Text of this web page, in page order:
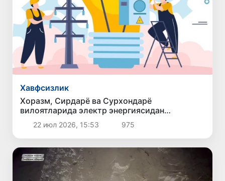
Хавфсизлик
Хоразм, Сирдарё ва Сурхондарё
вилоятларида электр энергиясидан
ноқонуний фойдаланиш ҳолатлари фош
этилди
22 июл 2026, 15:53 975